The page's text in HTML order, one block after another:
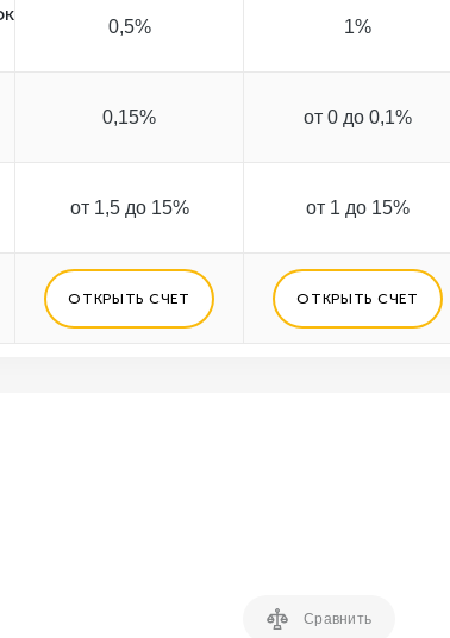
0,5% 1%
0,15% от 0 до 0,1%
от 1,5 до 15% от 1 до 15%
ОТКРЫТЬ СЧЕТ ОТКРЫТЬ СЧЕТ
Сравнить